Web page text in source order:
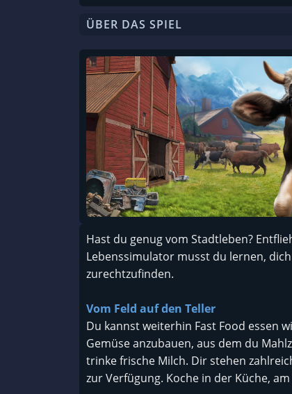
ÜBER DAS SPIEL
Hast du genug vom Stadtleben?
Lebenssimulator musst du lernen,
zurechtzufinden.
Vom Feld auf den Teller
Du kannst weiterhin Fast Food essen
Gemüse anzubauen, aus dem du
trinke frische Milch. Dir stehen
zur Verfügung. Koche in der Küche,